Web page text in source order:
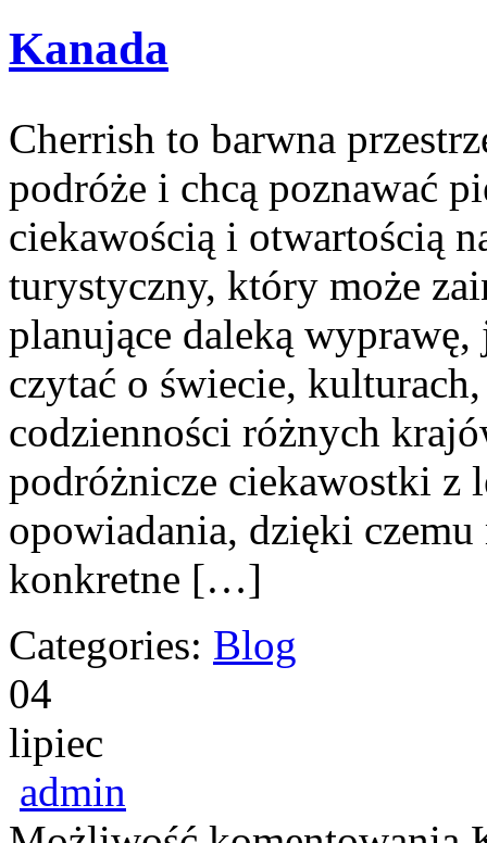
Kanada
Cherrish to barwna
podróże i chcą poznawać
ciekawością i otwartością
turystyczny, który może
planujące daleką
czytać o świecie,
codzienności różnych
podróżnicze ciekawostki z
opowiadania, dzięki
konkretne […]
Categories: Blog
04
lipiec
admin